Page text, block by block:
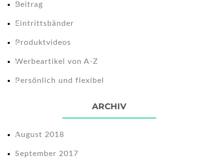
Beitrag
Eintrittsbänder
Produktvideos
Werbeartikel von A-Z
Persönlich und flexibel
ARCHIV
August 2018
September 2017